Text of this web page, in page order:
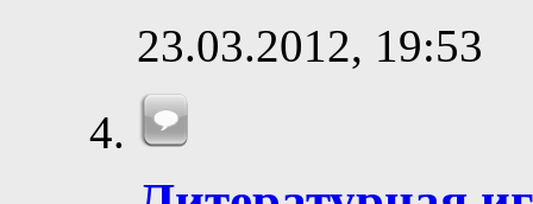
23.03.2012, 19:53